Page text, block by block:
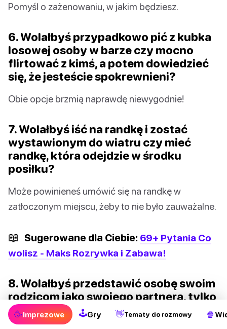
Pomyśl o zażenowaniu, w jakim będziesz.
6. Wolałbyś przypadkowo pić z kubka
losowej osoby w barze czy mocno
flirtować z kimś, a potem dowiedzieć
się, że jesteście spokrewnieni?
Obie opcje brzmią naprawdę niewygodnie!
7. Wolałbyś iść na randkę i zostać
wystawionym do wiatru czy mieć
randkę, która odejdzie w środku
posiłku?
Może powinieneś umówić się na randkę w
zatłoczonym miejscu, żeby to nie było zauważalne.
📖 Sugerowane dla Ciebie: 69+ Pytania Co
wolisz - Maks Rozrywka i Zabawa!
8. Wolałbyś przedstawić osobę swoim
rodzicom jako swojego partnera, tylko
po to, aby dowiedzieć się, że jesteście
spokrewnieni, czy jechać na
🥳Imprezowe 🕹Gry 👋Tematy do rozmowy 🍿